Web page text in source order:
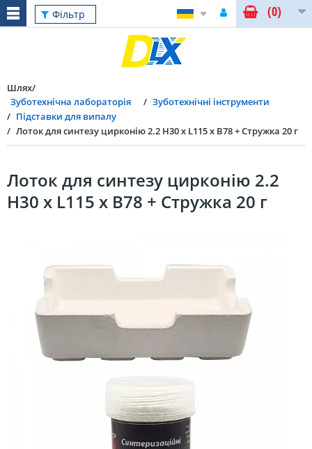
Фільтр (0)
Шлях
Зуботехнічна лабораторія
Зуботехнічні інструменти
Підставки для випалу
Лоток для синтезу цирконію 2.2 H30 x L115 x B78 + Стружка 20 г
Лоток для синтезу цирконію 2.2
H30 x L115 x B78 + Стружка 20 г